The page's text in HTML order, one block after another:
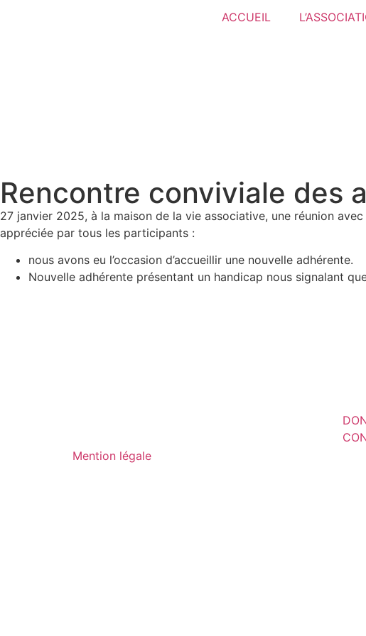
ACCUEIL
Rencontre conviviale des
27 janvier 2025, à la maison de la vie associative, une réunion
appréciée par tous les participants :
nous avons eu l’occasion d’accueillir une nouvelle adhérente.
Nouvelle adhérente présentant un handicap nous signalant
Mention légale